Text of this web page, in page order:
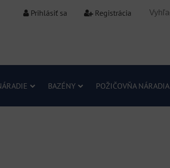
Prihlásiť sa Registrácia
BAZÉNY POŽIČOVŇA NÁRADIA